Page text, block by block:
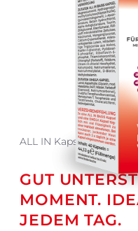
ALL IN Kapseln
GUT
MOMENT.
JEDEM TAG.